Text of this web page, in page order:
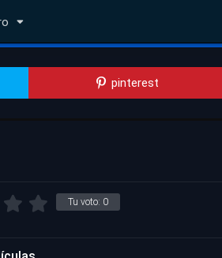
pinterest
Tu voto: 0